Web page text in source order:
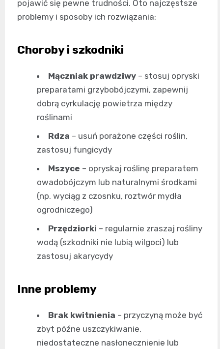
pojawić się pewne trudności. Oto najczęstsze
problemy i sposoby ich rozwiązania:
Choroby i szkodniki
Mączniak prawdziwy – stosuj opryski
preparatami grzybobójczymi, zapewnij
dobrą cyrkulację powietrza między
roślinami
Rdza – usuń porażone części roślin,
zastosuj fungicydy
Mszyce – opryskaj roślinę preparatem
owadobójczym lub naturalnymi środkami
(np. wyciąg z czosnku, roztwór mydła
ogrodniczego)
Przędziorki – regularnie zraszaj rośliny
wodą (szkodniki nie lubią wilgoci) lub
zastosuj akarycydy
Inne problemy
Brak kwitnienia – przyczyną może być
zbyt późne uszczykiwanie,
niedostateczne nasłonecznienie lub